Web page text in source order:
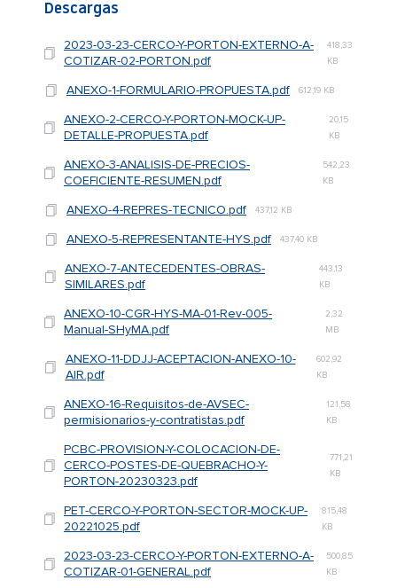
Descargas
2023-03-23-CERCO-Y-PORTON-EXTERNO-A-
COTIZAR-02-PORTON.pdf
418,33
KB
ANEXO-1-FORMULARIO-PROPUESTA.pdf 612,19 KB
ANEXO-2-CERCO-Y-PORTON-MOCK-UP-
DETALLE-PROPUESTA.pdf
20,15
KB
ANEXO-3-ANALISIS-DE-PRECIOS-
COEFICIENTE-RESUMEN.pdf
542,23
KB
ANEXO-4-REPRES-TECNICO.pdf 437,12 KB
ANEXO-5-REPRESENTANTE-HYS.pdf 437,40 KB
ANEXO-7-ANTECEDENTES-OBRAS-
SIMILARES.pdf
443,13
KB
ANEXO-10-CGR-HYS-MA-01-Rev-005-
Manual-SHyMA.pdf
2,32
MB
ANEXO-11-DDJJ-ACEPTACION-ANEXO-10-
AIR.pdf
602,92
KB
ANEXO-16-Requisitos-de-AVSEC-
permisionarios-y-contratistas.pdf
121,58
KB
PCBC-PROVISION-Y-COLOCACION-DE-
CERCO-POSTES-DE-QUEBRACHO-Y-
PORTON-20230323.pdf
771,21
KB
PET-CERCO-Y-PORTON-SECTOR-MOCK-UP-
20221025.pdf
815,48
KB
2023-03-23-CERCO-Y-PORTON-EXTERNO-A-
COTIZAR-01-GENERAL.pdf
500,85
KB